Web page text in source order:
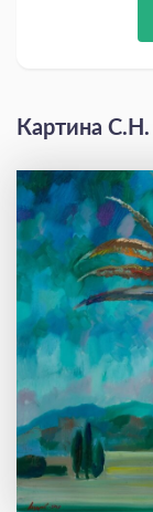
Картина С.Н.